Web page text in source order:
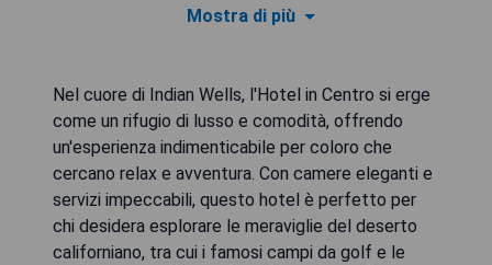
Mostra di più
Nel cuore di Indian Wells, l'Hotel in Centro si erge
come un rifugio di lusso e comodità, offrendo
un'esperienza indimenticabile per coloro che
cercano relax e avventura. Con camere eleganti e
servizi impeccabili, questo hotel è perfetto per
chi desidera esplorare le meraviglie del deserto
californiano, tra cui i famosi campi da golf e le